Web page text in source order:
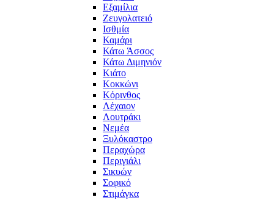
Εξαμίλια
Ζευγολατειό
Ισθμία
Καμάρι
Κάτω Άσσος
Κάτω Διμηνιόν
Κιάτο
Κοκκώνι
Κόρινθος
Λέχαιον
Λουτράκι
Νεμέα
Ξυλόκαστρο
Περαχώρα
Περιγιάλι
Σικυών
Σοφικό
Στιμάγκα